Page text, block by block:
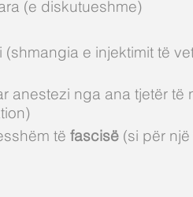
(e diskutueshme)
e injektimit të
anestezi nga ana tjetër të
të fascisë (si për